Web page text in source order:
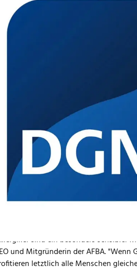
Die Deutsche Gesellschaft für
haben eine gemeinsame
einem DGNB Zertifikat für
Kriterien der AFBA erfüllt sind.
besonderen Fokus auf die
der Bau- und Immobilienwirtschaft
ist Ziel der Kooperation. Es fallen
"Ein Fokus des nachhaltigen Bauens
die wachsende und zugleich
Geschäftsführender Vorstand der
sind ein besonders sensibler
und Mitgründerin der AFBA.
letztlich alle Menschen